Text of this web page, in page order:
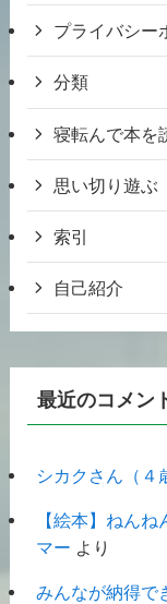
プライバシー
分類
寝転んで本を
思い切り遊ぶ
索引
自己紹介
最近のコメン
シカクさん（４
【絵本】ねんね
マー より
みんなが納得で